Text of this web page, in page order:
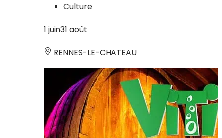
Culture
1 juin31 août
RENNES-LE-CHATEAU